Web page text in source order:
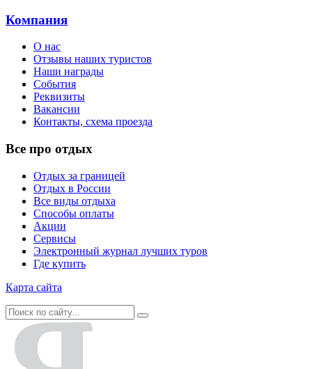
Компания
О нас
Отзывы наших туристов
Наши награды
События
Реквизиты
Вакансии
Контакты, схема проезда
Все про отдых
Отдых за границей
Отдых в России
Все виды отдыха
Способы оплаты
Акции
Сервисы
Электронный журнал лучших туров
Где купить
Карта сайта